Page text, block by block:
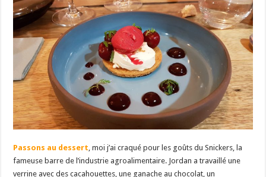
Passons au dessert , moi j’ai craqué pour les goûts du Snickers, la
fameuse barre de l’industrie agroalimentaire. Jordan a travaillé une
verrine avec des cacahouettes, une ganache au chocolat, un